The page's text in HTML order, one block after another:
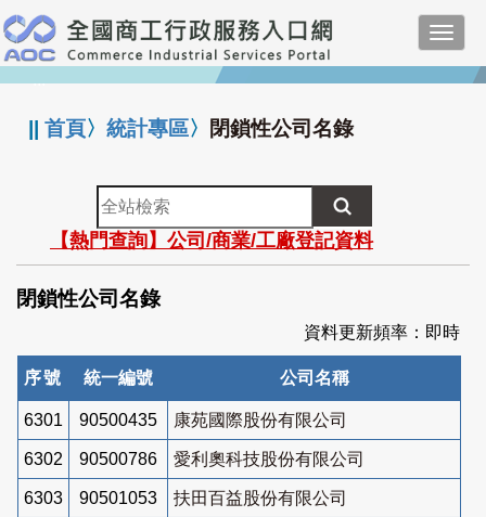
跳
到
主
要
:::
||首頁〉統計專區〉 閉鎖性公司名錄
全
站
檢
索
【熱門查詢】公司/商業/工廠登記資料
閉鎖性公司名錄
資料更新頻率：即時
序號 統一編號 公司名稱
6301 90500435 康苑國際股份有限公司
6302 90500786 愛利奧科技股份有限公司
6303 90501053 扶田百益股份有限公司